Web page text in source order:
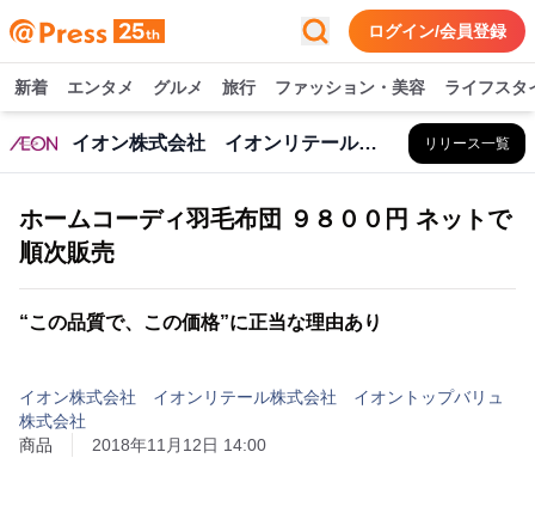
ログイン/会員登録
新着 エンタメ グルメ 旅行 ファッション・美容 ライフスタ
イオン株式会社 イオンリテール株式会社 イオントップバリュ株式会社 リリース一覧
ホームコーディ羽毛布団 ９８００円 ネットで
順次販売
“この品質で、この価格”に正当な理由あり
イオン株式会社 イオンリテール株式会社 イオントップバリュ
株式会社
商品
2018年11月12日 14:00